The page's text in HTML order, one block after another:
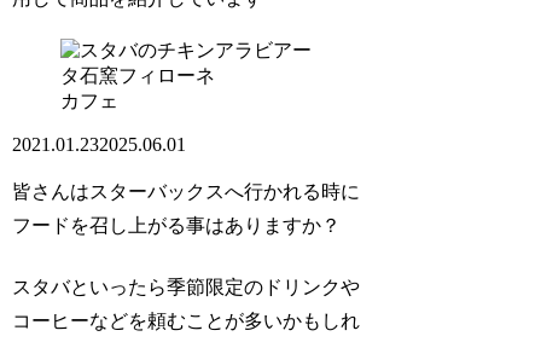
カフェ
2021.01.232025.06.01
皆さんはスターバックスへ行かれる時に
フードを召し上がる事はありますか？
スタバといったら季節限定のドリンクや
コーヒーなどを頼むことが多いかもしれ